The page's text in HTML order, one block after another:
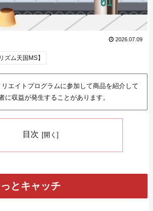
2026.07.09
ズム天国MS】
エイトプログラムに参加して商品を紹介して
に収益が発生することがあります。
目次
とキャッチ